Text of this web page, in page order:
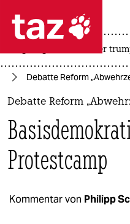
 taz
taz zahl
politik
öko
gesellschaft
usa unter
Debatte Reform
Debatte Reform
Protestcamp
Kommentar von Philipp